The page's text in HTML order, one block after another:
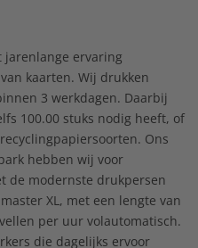
jarenlange ervaring
kaarten. Wij drukken
3 werkdagen. Daarbij
100.00 stuks nodig heeft, of
Ons
hebben wij voor
de modernste drukpersen
XL, met een lengte van
per uur volautomatisch.
die dagelijks ervoor